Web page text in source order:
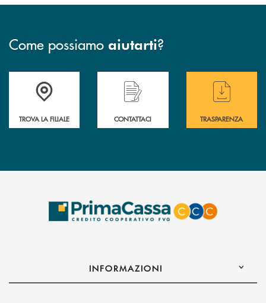
Come possiamo aiutarti?
Accedi all' elenco completo delle filiali .
TROVA LA FILIALE
Hai bisogno di assistenza immediata?
CONTATTACI
Hai bisogno di
TRASPARENZA
INFORMAZIONI